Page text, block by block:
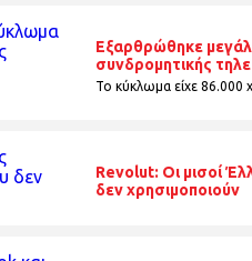
Εξαρθρώθηκε
συνδρομητικής
Το κύκλωμα είχε 86.000
Revolut: Οι μισοί
δεν χρησιμοποιούν